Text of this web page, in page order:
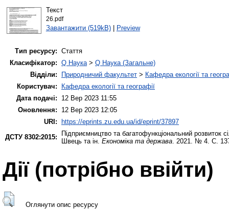
Текст
26.pdf
Завантажити (519kB)| Preview
Тип ресурсу: Стаття
Класифікатор: Q Наука> Q Наука (Загальне)
Відділи:
Природничий факультет > Кафедра екології та
Користувач:
Кафедра екології та географії
Дата подачі:
12 Вер 2023 11:55
Оновлення:
12 Вер 2023 12:05
URI:
https://eprints.zu.edu.ua/id/eprint/37897
ДСТУ 8302:2015:
Підприємництво та багатофункціональний розвиток
Швець та ін. Економіка та держава. 2021. № 4. С.
Дії ​​(потрібно ввійти)
Оглянути опис ресурсу